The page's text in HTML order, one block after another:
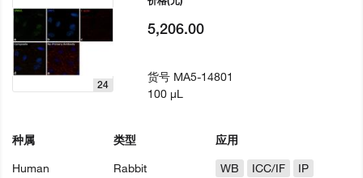
24
种属
Human
类型
Rabbit
应用
WB
ICC/IF IP
5,206.00
货号 MA5-14801
100 µL